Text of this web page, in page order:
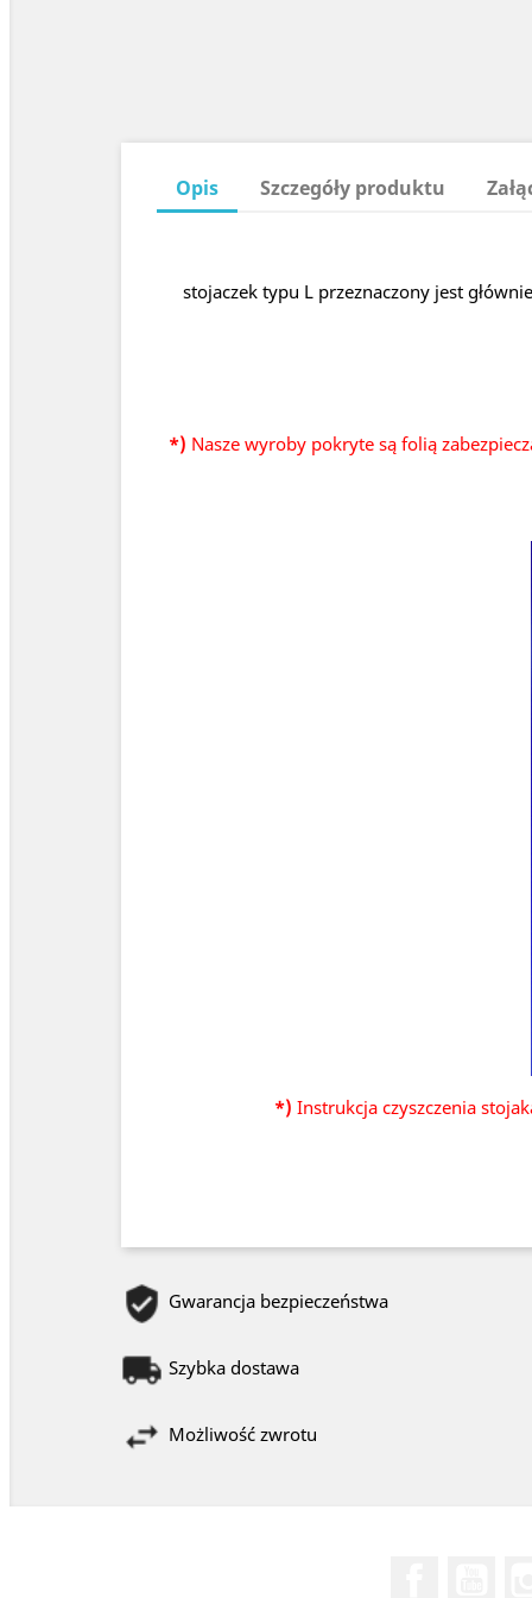
Opis Szczegóły produktu
stojaczek typu L przeznaczony jest
*) Nasze wyroby pokryte są folią
*) Instrukcja czyszczenia
Gwarancja bezpieczeństwa
Szybka dostawa
Możliwość zwrotu